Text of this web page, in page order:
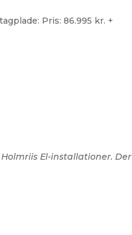
Pris: 86.995 kr. +
El-installationer. Der